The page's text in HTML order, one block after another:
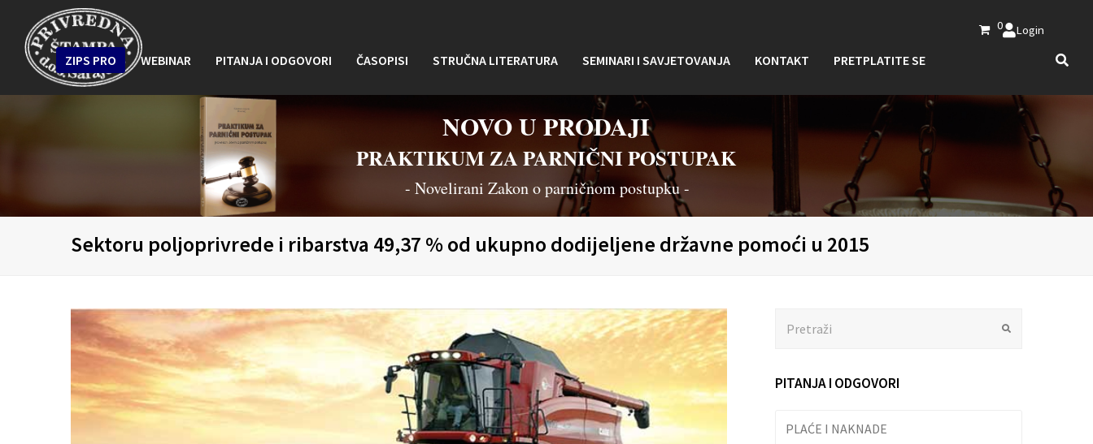
0 Login
ZIPS PRO WEBINAR PITANJA I ODGOVORI ČASOPISI STRUČNA LITERATURA SEMINARI I SAVJETOVANJA KONTAKT PRETPLATITE SE
NOVO U PRODAJI
PRAKTIKUM ZA PARNIČNI POSTUPAK
- Novelirani Zakon o parničnom postupku -
Sektoru poljoprivrede i ribarstva 49,37 % od ukupno dodijeljene državne pomoći u 2015
PITANJA I ODGOVORI
PLAĆE I NAKNADE